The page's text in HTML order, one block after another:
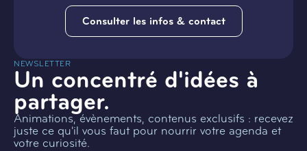
Consulter les infos & contact
NEWSLETTER
Un concentré d'idées à
partager.
Animations, évènements, contenus exclusifs : recevez
juste ce qu'il vous faut pour nourrir votre agenda et
votre curiosité.